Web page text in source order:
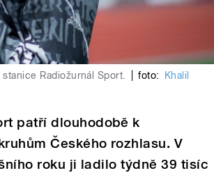
Radiožurnál Sport. foto:
Khalil
patří dlouhodobě k
Českého rozhlasu. V
roku ji ladilo týdně 39 tisíc